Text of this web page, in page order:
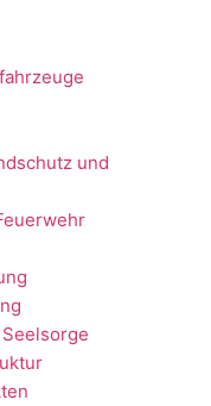
und